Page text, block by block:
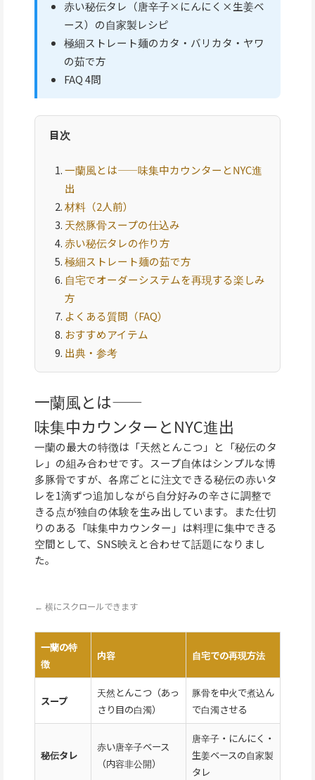
赤い秘伝タレ（唐辛子×にんにく×生姜ベ
ース）の自家製レシピ
極細ストレート麺のカタ・バリカタ・ヤワ
の茹で方
FAQ 4問
目次
一蘭風とは——味集中カウンターとNYC進
出
材料（2人前）
天然豚骨スープの仕込み
赤い秘伝タレの作り方
極細ストレート麺の茹で方
自宅でオーダーシステムを再現する楽しみ
方
よくある質問（FAQ）
おすすめアイテム
出典・参考
一蘭風とは——
味集中カウンターとNYC進出
一蘭の最大の特徴は「天然とんこつ」と「秘伝のタ
レ」の組み合わせです。スープ自体はシンプルな博
多豚骨ですが、各席ごとに注文できる秘伝の赤いタ
レを1滴ずつ追加しながら自分好みの辛さに調整で
きる点が独自の体験を生み出しています。また仕切
りのある「味集中カウンター」は料理に集中できる
空間として、SNS映えと合わせて話題になりまし
た。
← 横にスクロールできます
一蘭の特
徴
内容 自宅での再現方法
スープ
天然とんこつ（あっ
さり目の白濁）
豚骨を中火で煮込ん
で白濁させる
秘伝タレ
赤い唐辛子ベース
（内容非公開）
唐辛子・にんにく・
生姜ベースの自家製
タレ